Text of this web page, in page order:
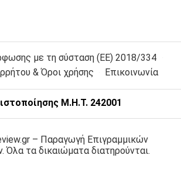
με τη σύσταση (ΕΕ) 2018/334
& Όροι χρήσης
Επικοινωνία
Μ.Η.Τ. 242001
– Παραγωγή Επιγραμμικών
Όλα τα δικαιώματα διατηρούνται.